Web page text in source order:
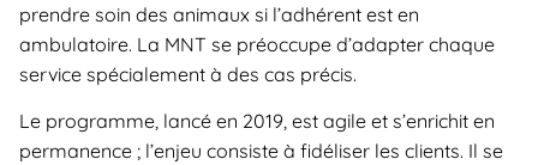
prendre soin des animaux si l’adhérent est en
ambulatoire. La MNT se préoccupe d’adapter chaque
service spécialement à des cas précis.
Le programme, lancé en 2019, est agile et s’enrichit en
permanence ; l’enjeu consiste à fidéliser les clients. Il se